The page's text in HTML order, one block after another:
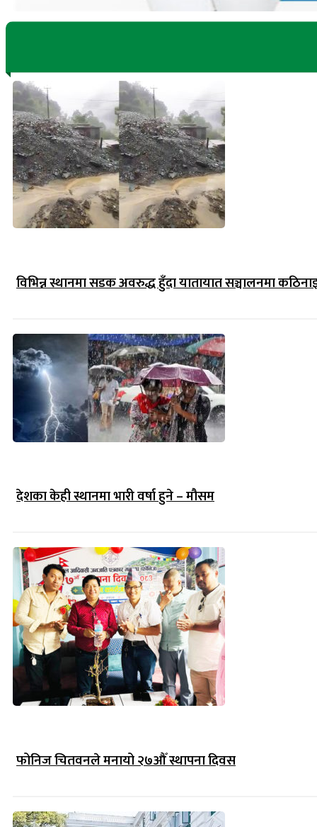
विभिन्न स्थानमा सडक अवरुद्ध हुँदा यातायात सञ्चालनमा
देशका केही स्थानमा भारी वर्षा हुने – मौसम
फोनिज चितवनले मनायो २७औँ स्थापना दिवस